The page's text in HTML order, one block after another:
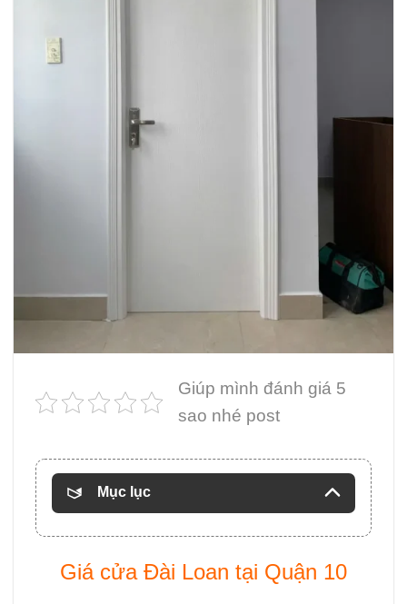
Giúp mình đánh giá 5
sao nhé post
Mục lục
Giá cửa Đài Loan tại Quận 10